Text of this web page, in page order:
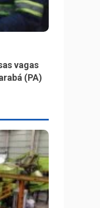
vagas
(PA)